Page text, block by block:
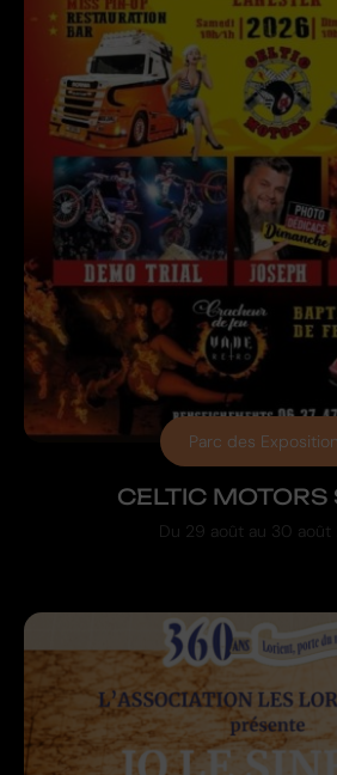
CELTIC MOTORS
Parc des
Du 29 août au 30 août